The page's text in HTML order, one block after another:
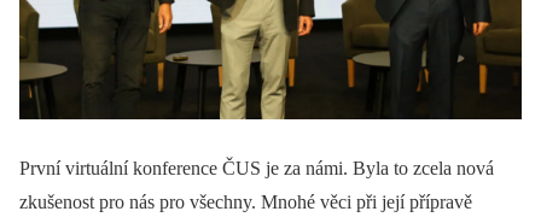
První virtuální konference ČUS je za námi. Byla to zcela nová
zkušenost pro nás pro všechny. Mnohé věci při její přípravě